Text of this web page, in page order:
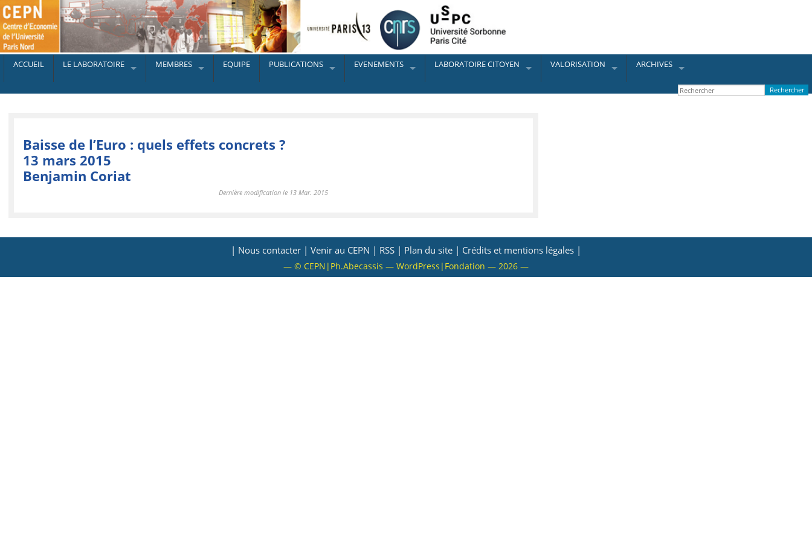
ACCUEIL LE LABORATOIRE MEMBRES EQUIPE PUBLICATIONS EVENEMENTS LABORATOIRE CITOYEN VALORISATION ARCHIVES
Baisse de l’Euro : quels effets concrets ?
13 mars 2015
Benjamin Coriat
Dernière modification le 13 Mar. 2015
| Nous contacter | Venir au CEPN | RSS | Plan du site | Crédits et mentions légales |
— © CEPN|Ph.Abecassis — WordPress|Fondation — 2026 —